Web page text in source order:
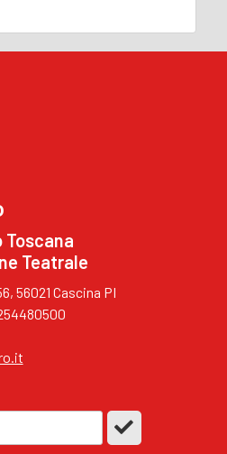
Toscana
Teatrale
56021 Cascina PI